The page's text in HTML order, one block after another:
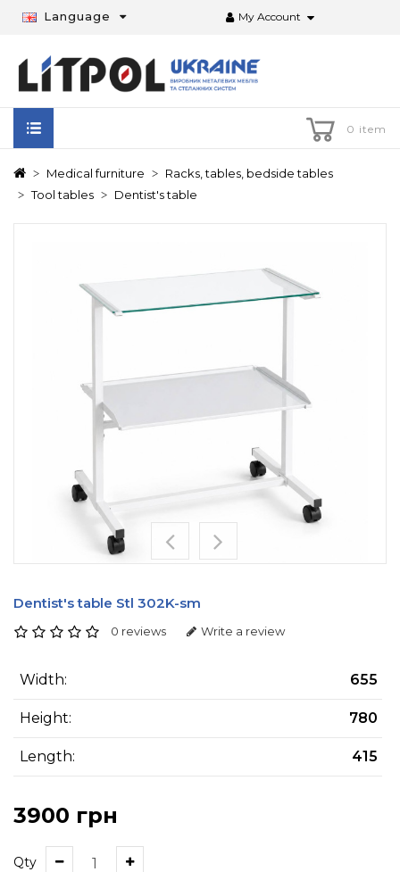
Language My Account
0 item
Medical furniture
Racks, tables, bedside tables
Tool tables
Dentist's table
Dentist's table Stl 302K-sm
0 reviews Write a review
Width: 655
Height: 780
Length: 415
3900 грн
Qty